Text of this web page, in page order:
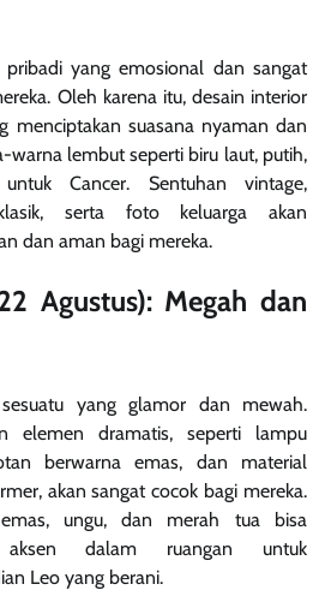
pribadi yang emosional dan sangat
Oleh karena itu, desain interior
menciptakan suasana nyaman dan
warna lembut seperti biru laut, putih,
Cancer. Sentuhan vintage,
serta foto keluarga akan
dan aman bagi mereka.
Agustus): Megah dan
yang glamor dan mewah.
elemen dramatis, seperti lampu
berwarna emas, dan material
akan sangat cocok bagi mereka.
ungu, dan merah tua bisa
aksen dalam ruangan untuk
Leo yang berani.